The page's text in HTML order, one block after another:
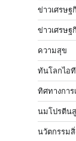
ข่าวเศรษฐ
ข่าวเศรษฐ
ความสุข
ทันโลกไอที
ทิศทางการ
นมโปรตีน
นวัตกรรม